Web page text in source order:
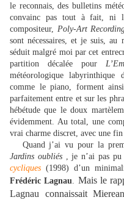
le reconnais, des bulletins
convainc pas tout à fait, ni
compositeur, Poly-Art
sont nécessaires, et je suis, au
séduit malgré moi par cet
partition décalée pour
météorologique labyrinthique
comme le piano, forment
parfaitement entre et sur les
hébétude que le doux
évidemment. Au total, une
vrai charme discret, avec une
Quand j’ai vu pour la
Jardins oubliés, je n’ai pas pu
cycliques (1998) d’un
Frédéric Lagnau. Mais le
Lagnau connaissait